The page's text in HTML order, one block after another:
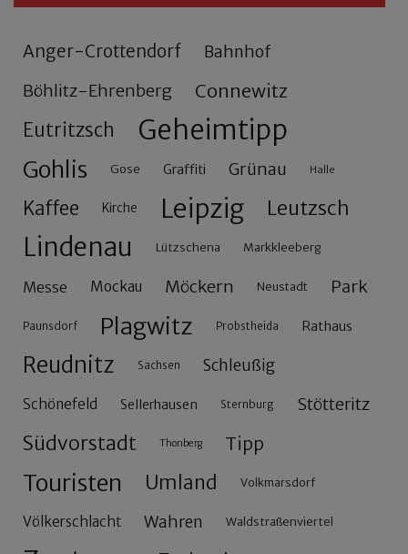
Anger-Crottendorf Bahnhof
Böhlitz-Ehrenberg Connewitz
Eutritzsch Geheimtipp
Gohlis Gose Graffiti Grünau Halle
Kaffee Kirche Leipzig Leutzsch
Lindenau Lützschena Markkleeberg
Messe Mockau Möckern Neustadt Park
Paunsdorf Plagwitz Probstheida Rathaus
Reudnitz Sachsen Schleußig
Schönefeld Sellerhausen Sternburg Stötteritz
Südvorstadt Thonberg Tipp
Touristen Umland Volkmarsdorf
Völkerschlacht Wahren Waldstraßenviertel